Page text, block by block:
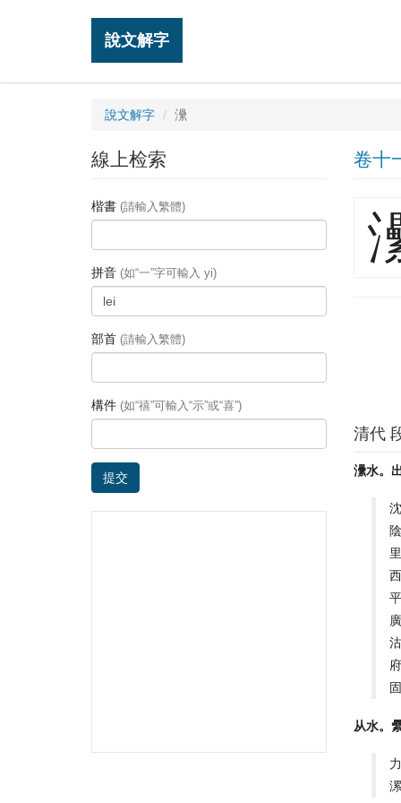
說文解字
說文解字 㶟
卷十
清代
㶟水。
从水。
線上检索
楷書 (請輸入繁體)
拼音 (如“一”字可輸入 yi)
部首 (請輸入繁體)
構件 (如“禧”可輸入“示”或“喜”)
提交